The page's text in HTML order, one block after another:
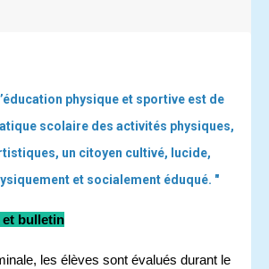
physique et sportive est de
scolaire des activités physiques,
un citoyen cultivé, lucide,
et socialement éduqué. "
bulletin
les élèves sont évalués durant le